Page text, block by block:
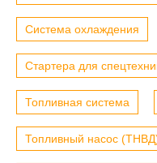
Система охлаждения
Стартера для
Топливная система
Топливный насос